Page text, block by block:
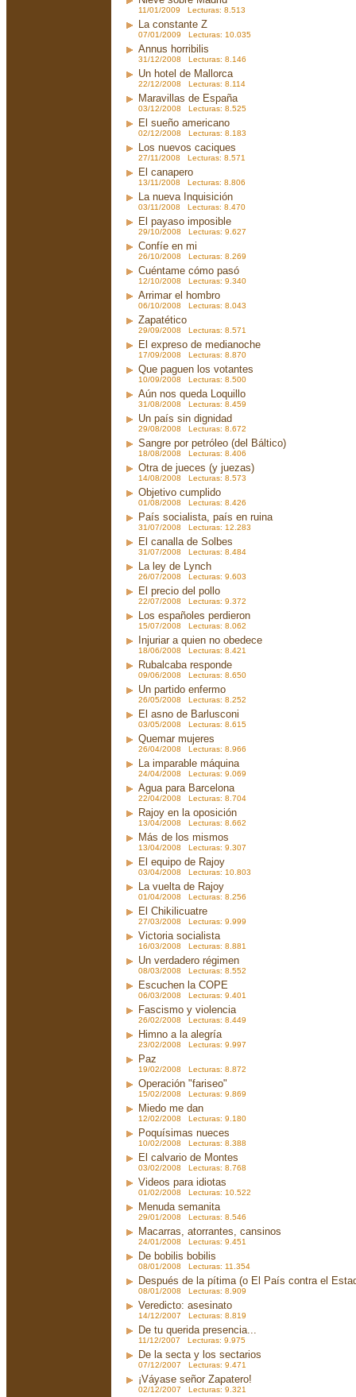
11/01/2009 Lecturas: 8.513
La constante Z
07/01/2009 Lecturas: 10.035
Annus horribilis
31/12/2008 Lecturas: 8.146
Un hotel de Mallorca
22/12/2008 Lecturas: 8.114
Maravillas de España
03/12/2008 Lecturas: 8.525
El sueño americano
02/12/2008 Lecturas: 8.183
Los nuevos caciques
27/11/2008 Lecturas: 8.571
El canapero
13/11/2008 Lecturas: 8.806
La nueva Inquisición
03/11/2008 Lecturas: 8.470
El payaso imposible
29/10/2008 Lecturas: 9.627
Confíe en mi
26/10/2008 Lecturas: 8.269
Cuéntame cómo pasó
12/10/2008 Lecturas: 9.340
Arrimar el hombro
06/10/2008 Lecturas: 8.043
Zapatético
29/09/2008 Lecturas: 8.571
El expreso de medianoche
17/09/2008 Lecturas: 8.870
Que paguen los votantes
10/09/2008 Lecturas: 8.500
Aún nos queda Loquillo
31/08/2008 Lecturas: 8.459
Un país sin dignidad
29/08/2008 Lecturas: 8.672
Sangre por petróleo (del Báltico)
18/08/2008 Lecturas: 8.406
Otra de jueces (y juezas)
14/08/2008 Lecturas: 8.573
Objetivo cumplido
01/08/2008 Lecturas: 8.426
País socialista, país en ruina
31/07/2008 Lecturas: 12.283
El canalla de Solbes
31/07/2008 Lecturas: 8.484
La ley de Lynch
26/07/2008 Lecturas: 9.603
El precio del pollo
22/07/2008 Lecturas: 9.372
Los españoles perdieron
15/07/2008 Lecturas: 8.062
Injuriar a quien no obedece
18/06/2008 Lecturas: 8.421
Rubalcaba responde
09/06/2008 Lecturas: 8.650
Un partido enfermo
26/05/2008 Lecturas: 8.252
El asno de Barlusconi
03/05/2008 Lecturas: 8.615
Quemar mujeres
26/04/2008 Lecturas: 8.966
La imparable máquina
24/04/2008 Lecturas: 9.069
Agua para Barcelona
22/04/2008 Lecturas: 8.704
Rajoy en la oposición
13/04/2008 Lecturas: 8.662
Más de los mismos
13/04/2008 Lecturas: 9.307
El equipo de Rajoy
03/04/2008 Lecturas: 10.803
La vuelta de Rajoy
01/04/2008 Lecturas: 8.256
El Chikilicuatre
27/03/2008 Lecturas: 9.999
Victoria socialista
16/03/2008 Lecturas: 8.881
Un verdadero régimen
08/03/2008 Lecturas: 8.552
Escuchen la COPE
06/03/2008 Lecturas: 9.401
Fascismo y violencia
26/02/2008 Lecturas: 8.449
Himno a la alegría
23/02/2008 Lecturas: 9.997
Paz
19/02/2008 Lecturas: 8.872
Operación "fariseo"
15/02/2008 Lecturas: 9.869
Miedo me dan
12/02/2008 Lecturas: 9.180
Poquísimas nueces
10/02/2008 Lecturas: 8.388
El calvario de Montes
03/02/2008 Lecturas: 8.768
Videos para idiotas
01/02/2008 Lecturas: 10.522
Menuda semanita
29/01/2008 Lecturas: 8.546
Macarras, atorrantes, cansinos
24/01/2008 Lecturas: 9.451
De bobilis bobilis
08/01/2008 Lecturas: 11.354
Después de la pítima (o El País contra el
08/01/2008 Lecturas: 8.909
Veredicto: asesinato
14/12/2007 Lecturas: 8.819
De tu querida presencia...
11/12/2007 Lecturas: 9.975
De la secta y los sectarios
07/12/2007 Lecturas: 9.471
¡Váyase señor Zapatero!
02/12/2007 Lecturas: 9.321